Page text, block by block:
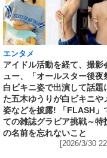
エンタメ
アイドル活動を経て、撮影
ュー、「オールスター後夜
白ビキニ姿で出演して話題
た五木ゆうりが白ビキニや
姿などを披露! 「FLASH」
ての雑誌グラビア挑戦～特
の名前を忘れないこと
[2026/3/30